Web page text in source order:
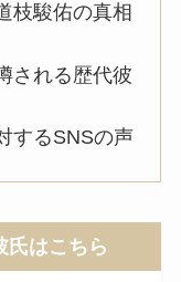
枝駿佑の真相
される歴代彼
するSNSの声
氏はこちら